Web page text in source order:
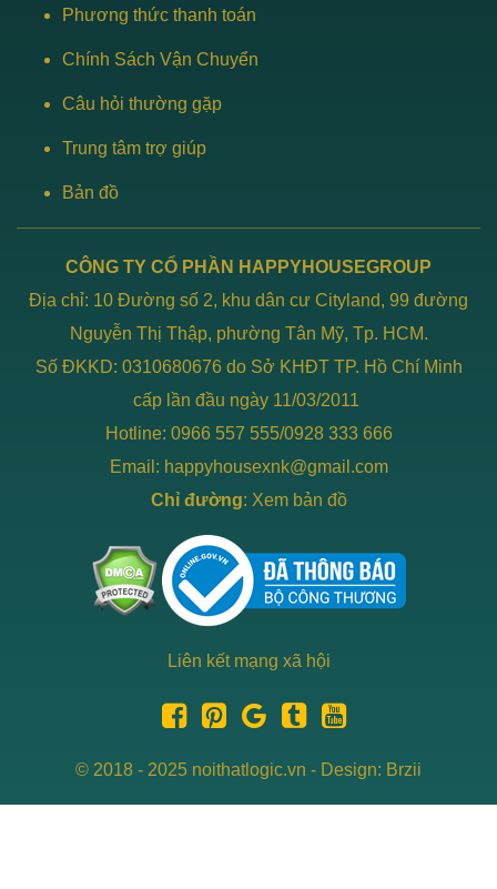
Phương thức thanh toán
Chính Sách Vận Chuyển
Câu hỏi thường gặp
Trung tâm trợ giúp
Bản đồ
CÔNG TY CỔ PHẦN HAPPYHOUSEGROUP
Địa chỉ: 10 Đường số 2, khu dân cư Cityland, 99 đường
Nguyễn Thị Thập, phường Tân Mỹ, Tp. HCM.
Số ĐKKD: 0310680676 do Sở KHĐT TP. Hồ Chí Minh
cấp lần đầu ngày 11/03/2011
Hotline: 0966 557 555/0928 333 666
Email: happyhousexnk@gmail.com
Chỉ đường: Xem bản đồ
Liên kết mạng xã hội
© 2018 - 2025 noithatlogic.vn - Design: Brzii